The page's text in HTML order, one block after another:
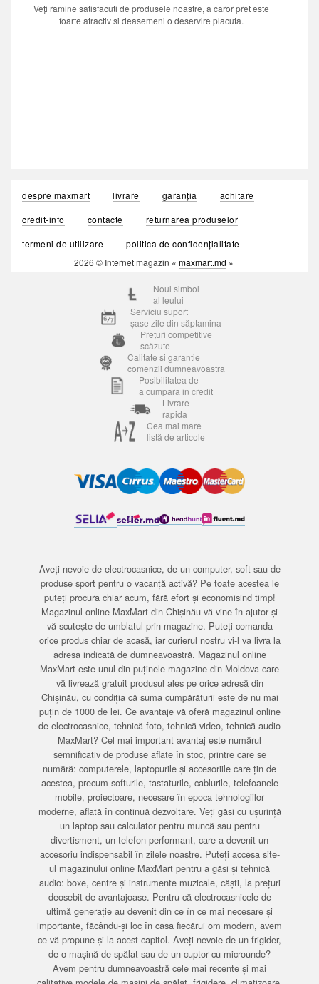
Veți ramine satisfacuti de produsele noastre, a caror pret este
foarte atractiv si deasemeni o deservire placuta.
despre maxmart livrare garanția
achitare
credit-info
contacte
returnarea produselor
termeni de utilizare
politica de confidențialitate
2026 © Internet magazin « maxmart.md »
Noul simbol
al leului
Serviciu suport
șase zile din săptamina
Prețuri competitive
scăzute
Calitate si garantie
comenzii dumneavoastra
Posibilitatea de
a cumpara in credit
Livrare
rapida
Cea mai mare
listă de articole
Aveți nevoie de electrocasnice, de un computer, soft sau de
produse sport pentru o vacanță activă? Pe toate acestea le
puteți procura chiar acum, fără efort și economisind timp!
Magazinul online MaxMart din Chișinău vă vine în ajutor și
vă scutește de umblatul prin magazine. Puteți comanda
orice produs chiar de acasă, iar curierul nostru vi-l va livra la
adresa indicată de dumneavoastră. Magazinul online
MaxMart este unul din puținele magazine din Moldova care
vă livrează gratuit produsul ales pe orice adresă din
Chișinău, cu condiția că suma cumpărăturii este de nu mai
puțin de 1000 de lei. Ce avantaje vă oferă magazinul online
de electrocasnice, tehnică foto, tehnică video, tehnică audio
MaxMart? Cel mai important avantaj este numărul
semnificativ de produse aflate în stoc, printre care se
numără: computerele, laptopurile și accesoriile care țin de
acestea, precum softurile, tastaturile, cablurile, telefoanele
mobile, proiectoare, necesare în epoca tehnologiilor
moderne, aflată în continuă dezvoltare. Veți găsi cu ușurință
un laptop sau calculator pentru muncă sau pentru
divertisment, un telefon performant, care a devenit un
accesoriu indispensabil în zilele noastre. Puteți accesa site-
ul magazinului online MaxMart pentru a găsi și tehnică
audio: boxe, centre și instrumente muzicale, căști, la prețuri
deosebit de avantajoase. Pentru că electrocasnicele de
ultimă generație au devenit din ce în ce mai necesare și
importante, făcându-și loc în casa fiecărui om modern, avem
ce vă propune și la acest capitol. Aveți nevoie de un frigider,
de o mașină de spălat sau de un cuptor cu microunde?
Avem pentru dumneavoastră cele mai recente și mai